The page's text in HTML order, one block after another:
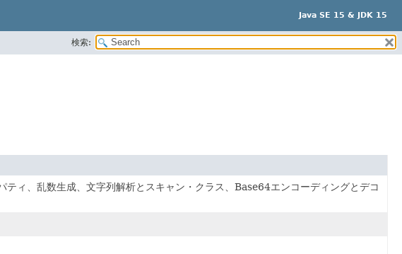
Java SE 15 & JDK 15
検索:
ィ、乱数生成、文字列解析とスキャン・クラス、Base64エンコーディングとデコ